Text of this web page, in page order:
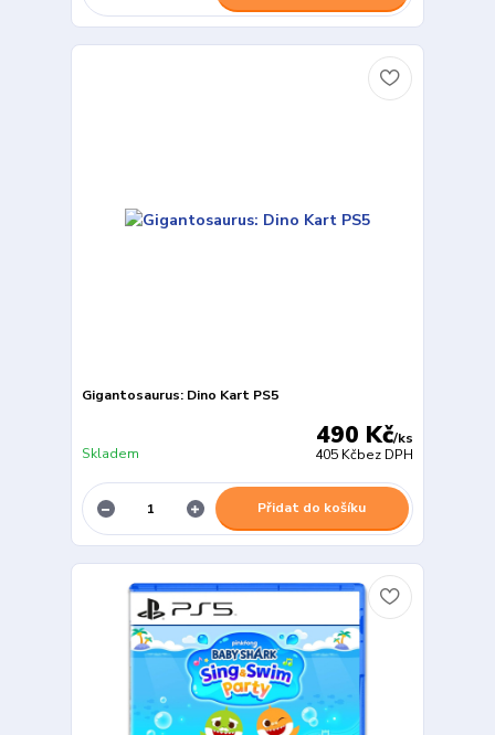
Gigantosaurus: Dino Kart PS5
490 Kč/ks
405 Kčbez DPH
Skladem
Přidat do košíku